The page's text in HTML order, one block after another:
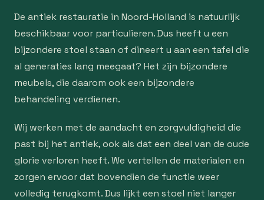
De antiek restauratie in Noord-Holland is natuurlijk
beschikbaar voor particulieren. Dus heeft u een
bijzondere stoel staan of dineert u aan een tafel die
al generaties lang meegaat? Het zijn bijzondere
meubels, die daarom ook een bijzondere
behandeling verdienen.
Wij werken met de aandacht en zorgvuldigheid die
past bij het antiek, ook als dat een deel van de oude
glorie verloren heeft. We vertellen de materialen en
zorgen ervoor dat bovendien de functie weer
volledig terugkomt. Dus lijkt een stoel niet langer